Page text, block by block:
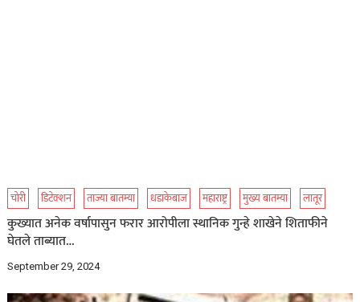
चोरी डिटेक्शन ताज्या बातम्या धडाकेबाज महाराष्ट्र मुख्य बातम्या लातूर
कुख्यात अनेक वर्षापासुन फरार आरोपीला स्थानिक गुन्हे शाखेने शिताफीने
घेतले ताब्यात…
September 29, 2024